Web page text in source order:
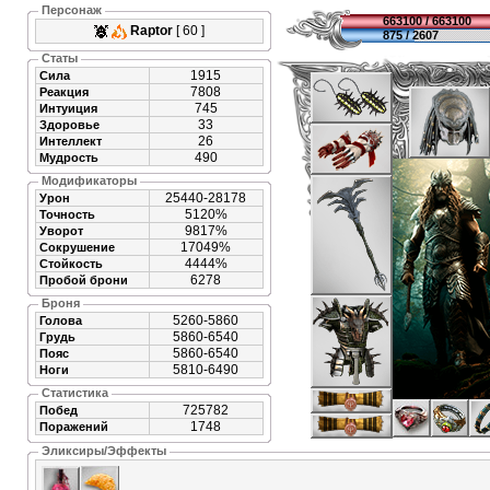
Raptor [ 60 ]
Персонаж
663100 / 663100
875 / 2607
Сила 1915
Реакция 7808
Интуиция 745
Здоровье 33
Интеллект 26
Мудрость 490
Статы
Урон 25440-28178
Точность 5120%
Уворот 9817%
Сокрушение 17049%
Стойкость 4444%
Пробой брони 6278
Модификаторы
Голова 5260-5860
Грудь 5860-6540
Пояс 5860-6540
Ноги 5810-6490
Броня
Побед 725782
Поражений 1748
Статистика
Эликсиры/Эффекты